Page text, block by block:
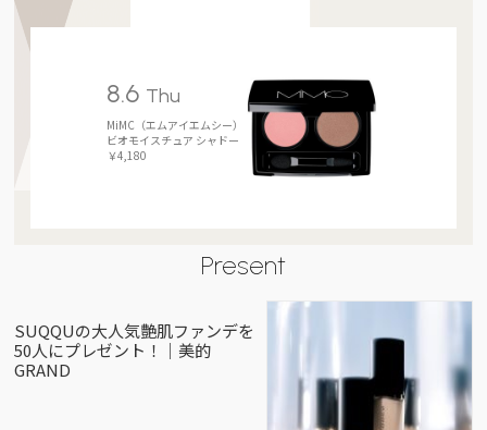
8.6 Thu
MiMC（エムアイエムシー）
ビオモイスチュア シャドー
￥4,180
Present
SUQQUの大人気艶肌ファンデを
50人にプレゼント！｜美的
GRAND